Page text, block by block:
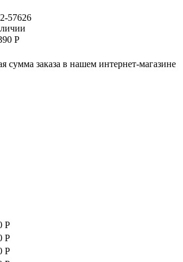
57626
Р
сумма заказа в нашем интернет-магазине
Р
Р
Р